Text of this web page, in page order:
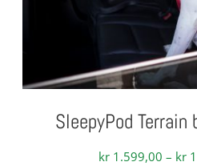
SleepyPod Terrain
kr1.599,00 – kr